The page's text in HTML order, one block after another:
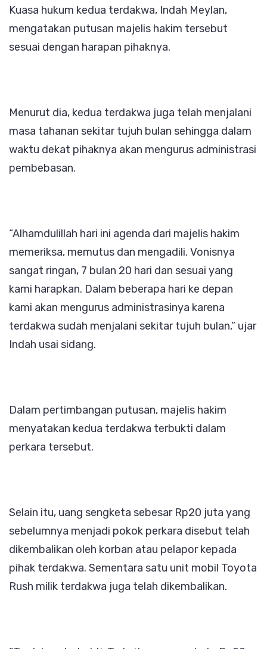
Kuasa hukum kedua terdakwa, Indah Meylan,
mengatakan putusan majelis hakim tersebut
sesuai dengan harapan pihaknya.
Menurut dia, kedua terdakwa juga telah menjalani
masa tahanan sekitar tujuh bulan sehingga dalam
waktu dekat pihaknya akan mengurus administrasi
pembebasan.
“Alhamdulillah hari ini agenda dari majelis hakim
memeriksa, memutus dan mengadili. Vonisnya
sangat ringan, 7 bulan 20 hari dan sesuai yang
kami harapkan. Dalam beberapa hari ke depan
kami akan mengurus administrasinya karena
terdakwa sudah menjalani sekitar tujuh bulan,” ujar
Indah usai sidang.
Dalam pertimbangan putusan, majelis hakim
menyatakan kedua terdakwa terbukti dalam
perkara tersebut.
Selain itu, uang sengketa sebesar Rp20 juta yang
sebelumnya menjadi pokok perkara disebut telah
dikembalikan oleh korban atau pelapor kepada
pihak terdakwa. Sementara satu unit mobil Toyota
Rush milik terdakwa juga telah dikembalikan.